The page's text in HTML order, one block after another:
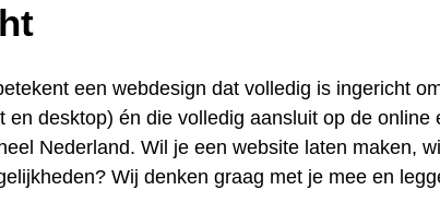
een webdesign dat volledig is ingericht
desktop) én die volledig aansluit op de online
Nederland. Wil je een website laten maken,
Wij denken graag met je mee en